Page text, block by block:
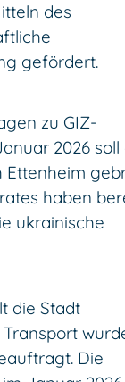
des
gefördert.
zu GIZ-
2026 soll
Ettenheim
haben
ukrainische
die Stadt
Die